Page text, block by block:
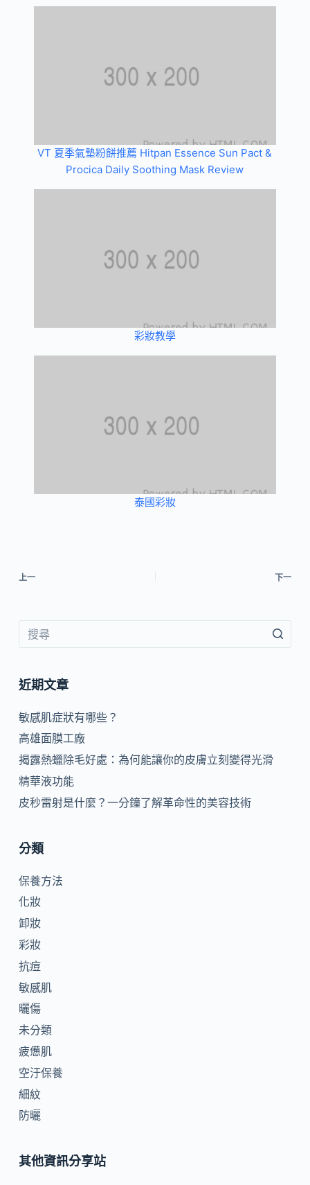
VT 夏季氣墊粉餅推薦 Hitpan Essence Sun Pact &
Procica Daily Soothing Mask Review
彩妝教學
泰國彩妝
上一 下一
近期文章
敏感肌症狀有哪些？
高雄面膜工廠
揭露熱蠟除毛好處：為何能讓你的皮膚立刻變得光滑
精華液功能
皮秒雷射是什麼？一分鐘了解革命性的美容技術
分類
保養方法
化妝
卸妝
彩妝
抗痘
敏感肌
曬傷
未分類
疲憊肌
空汙保養
細紋
防曬
其他資訊分享站